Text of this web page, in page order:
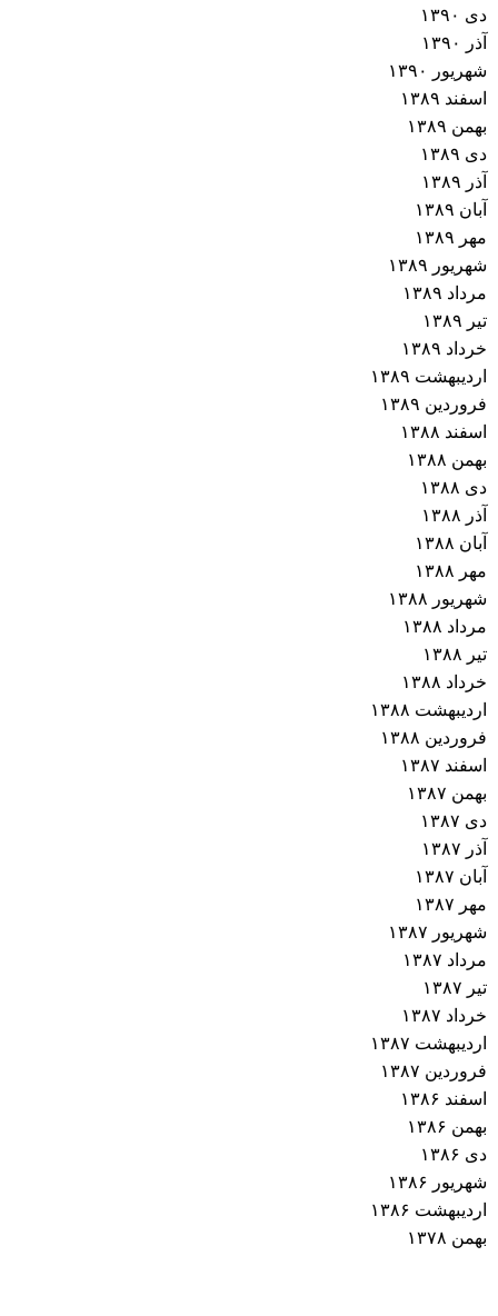
دی ۱۳۹۰
آذر ۱۳۹۰
شهریور ۱۳۹۰
اسفند ۱۳۸۹
بهمن ۱۳۸۹
دی ۱۳۸۹
آذر ۱۳۸۹
آبان ۱۳۸۹
مهر ۱۳۸۹
شهریور ۱۳۸۹
مرداد ۱۳۸۹
تیر ۱۳۸۹
خرداد ۱۳۸۹
اردیبهشت ۱۳۸۹
فروردین ۱۳۸۹
اسفند ۱۳۸۸
بهمن ۱۳۸۸
دی ۱۳۸۸
آذر ۱۳۸۸
آبان ۱۳۸۸
مهر ۱۳۸۸
شهریور ۱۳۸۸
مرداد ۱۳۸۸
تیر ۱۳۸۸
خرداد ۱۳۸۸
اردیبهشت ۱۳۸۸
فروردین ۱۳۸۸
اسفند ۱۳۸۷
بهمن ۱۳۸۷
دی ۱۳۸۷
آذر ۱۳۸۷
آبان ۱۳۸۷
مهر ۱۳۸۷
شهریور ۱۳۸۷
مرداد ۱۳۸۷
تیر ۱۳۸۷
خرداد ۱۳۸۷
اردیبهشت ۱۳۸۷
فروردین ۱۳۸۷
اسفند ۱۳۸۶
بهمن ۱۳۸۶
دی ۱۳۸۶
شهریور ۱۳۸۶
اردیبهشت ۱۳۸۶
بهمن ۱۳۷۸